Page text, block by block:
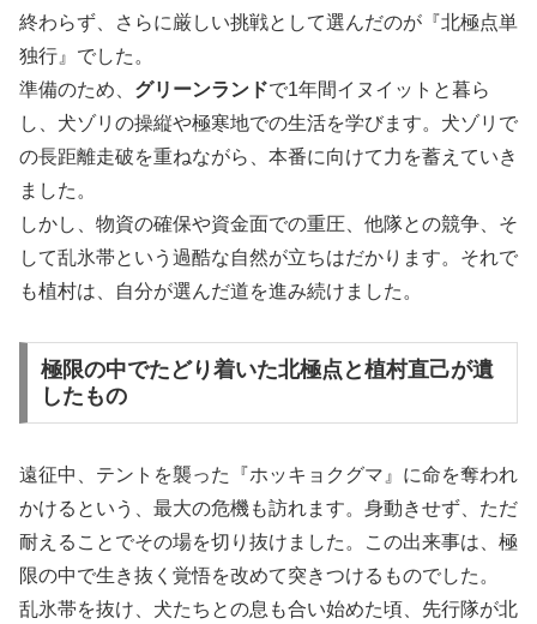
終わらず、さらに厳しい挑戦として選んだのが『北極点単
独行』でした。
準備のため、 グリーンランドで1年間イヌイットと暮ら
し、犬ゾリの操縦や極寒地での生活を学びます。犬ゾリで
の長距離走破を重ねながら、本番に向けて力を蓄えていき
ました。
しかし、物資の確保や資金面での重圧、他隊との競争、そ
して乱氷帯という過酷な自然が立ちはだかります。それで
も植村は、自分が選んだ道を進み続けました。
極限の中でたどり着いた北極点と植村直己が遺
したもの
遠征中、テントを襲った『ホッキョクグマ』に命を奪われ
かけるという、最大の危機も訪れます。身動きせず、ただ
耐えることでその場を切り抜けました。この出来事は、極
限の中で生き抜く覚悟を改めて突きつけるものでした。
乱氷帯を抜け、犬たちとの息も合い始めた頃、先行隊が北